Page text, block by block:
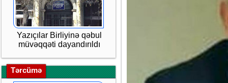
Yazıçılar Birliyinə qəbul
müvəqqəti dayandırıldı
Tərcümə